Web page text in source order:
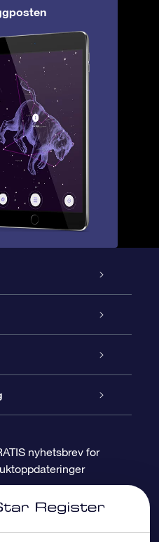
nyhetsbrev for